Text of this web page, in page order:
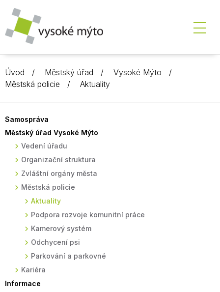
Úvod Městský úřad
Vysoké Mýto
Městská policie
Aktuality
Samospráva
Městský úřad Vysoké Mýto
Vedení úřadu
Organizační struktura
Zvláštní orgány města
Městská policie
Aktuality
Podpora rozvoje komunitní práce
Kamerový systém
Odchycení psi
Parkování a parkovné
Kariéra
Informace